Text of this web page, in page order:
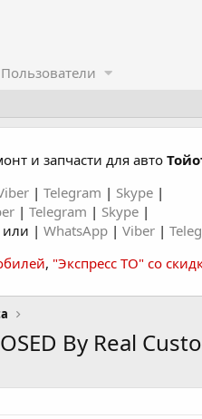
Пользователи
и запчасти для авто
| Telegram | Skype |
| Telegram | Skype |
или | WhatsApp | Viber |
, "Экспресс ТО" со
By Real